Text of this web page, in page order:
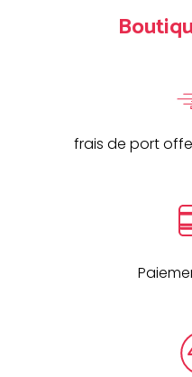
frais de port